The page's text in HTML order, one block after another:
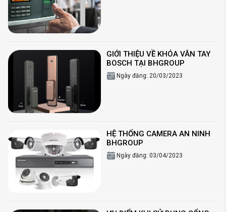
GIỚI THIỆU VỀ KHÓA VÂN TAY
BOSCH TẠI BHGROUP
Ngày đăng: 20/03/2023
HỆ THỐNG CAMERA AN NINH
BHGROUP
Ngày đăng: 03/04/2023